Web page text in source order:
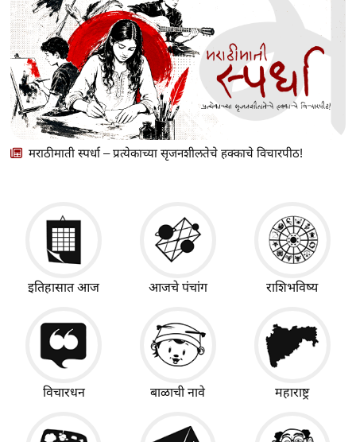
मराठीमाती स्पर्धा – प्रत्येकाच्या सृजनशीलतेचे हक्काचे विचारपीठ!
इतिहासात आज आजचे पंचांग राशिभविष्य
विचारधन बाळाची नावे महाराष्ट्र